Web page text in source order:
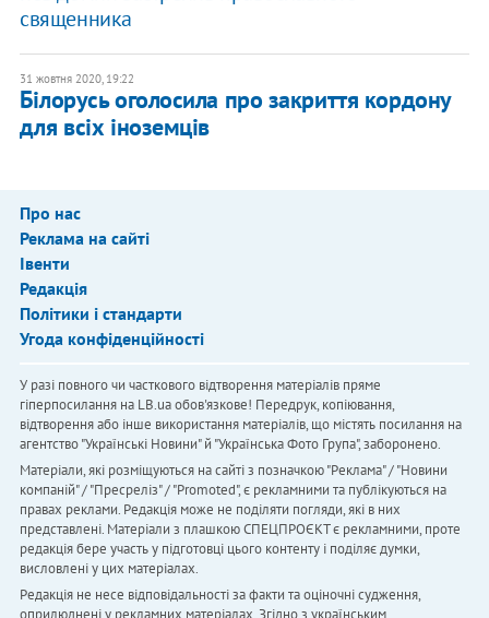
священника
31 жовтня 2020, 19:22
Білорусь оголосила про закриття кордону
для всіх іноземців
Про нас
Реклама на сайті
Івенти
Редакція
Політики і стандарти
Угода конфіденційності
У разі повного чи часткового відтворення матеріалів пряме
гіперпосилання на LB.ua обов'язкове! Передрук, копіювання,
відтворення або інше використання матеріалів, що містять посилання на
агентство "Українськi Новини" й "Українська Фото Група", заборонено.
Матеріали, які розміщуються на сайті з позначкою "Реклама" / "Новини
компаній" / "Пресреліз" / "Promoted", є рекламними та публікуються на
правах реклами. Редакція може не поділяти погляди, які в них
представлені. Матеріали з плашкою СПЕЦПРОЄКТ є рекламними, проте
редакція бере участь у підготовці цього контенту і поділяє думки,
висловлені у цих матеріалах.
Редакція не несе відповідальності за факти та оціночні судження,